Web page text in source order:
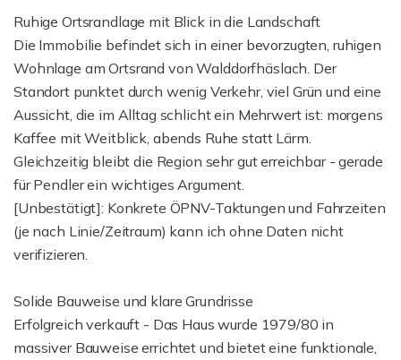
Ruhige Ortsrandlage mit Blick in die Landschaft
Die Immobilie befindet sich in einer bevorzugten, ruhigen
Wohnlage am Ortsrand von Walddorfhäslach. Der
Standort punktet durch wenig Verkehr, viel Grün und eine
Aussicht, die im Alltag schlicht ein Mehrwert ist: morgens
Kaffee mit Weitblick, abends Ruhe statt Lärm.
Gleichzeitig bleibt die Region sehr gut erreichbar - gerade
für Pendler ein wichtiges Argument.
[Unbestätigt]: Konkrete ÖPNV-Taktungen und Fahrzeiten
(je nach Linie/Zeitraum) kann ich ohne Daten nicht
verifizieren.
Solide Bauweise und klare Grundrisse
Erfolgreich verkauft - Das Haus wurde 1979/80 in
massiver Bauweise errichtet und bietet eine funktionale,